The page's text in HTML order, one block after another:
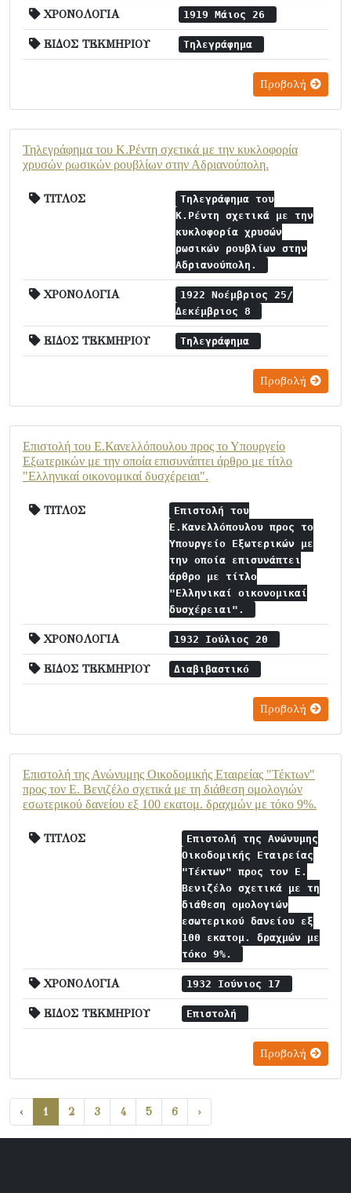
ΧΡΟΝΟΛΟΓΙΑ 1919 Μάιος 26
ΕΙΔΟΣ ΤΕΚΜΗΡΙΟΥ Τηλεγράφημα
Προβολή
Τηλεγράφημα του Κ.Ρέντη σχετικά με την κυκλοφορία
χρυσών ρωσικών ρουβλίων στην Αδριανούπολη.
ΤΙΤΛΟΣ
Τηλεγράφημα του
Κ.Ρέντη σχετικά με την
κυκλοφορία χρυσών
ρωσικών ρουβλίων στην
Αδριανούπολη.
ΧΡΟΝΟΛΟΓΙΑ
1922 Νοέμβριος 25/
Δεκέμβριος 8
ΕΙΔΟΣ ΤΕΚΜΗΡΙΟΥ Τηλεγράφημα
Προβολή
Επιστολή του Ε.Κανελλόπουλου προς το Υπουργείο
Εξωτερικών με την οποία επισυνάπτει άρθρο με τίτλο
"Ελληνικαί οικονομικαί δυσχέρειαι".
ΤΙΤΛΟΣ
Επιστολή του
Ε.Κανελλόπουλου προς το
Υπουργείο Εξωτερικών με
την οποία επισυνάπτει
άρθρο με τίτλο
"Ελληνικαί οικονομικαί
δυσχέρειαι".
ΧΡΟΝΟΛΟΓΙΑ 1932 Ιούλιος 20
ΕΙΔΟΣ ΤΕΚΜΗΡΙΟΥ Διαβιβαστικό
Προβολή
Επιστολή της Ανώνυμης Οικοδομικής Εταιρείας "Τέκτων"
προς τον Ε. Βενιζέλο σχετικά με τη διάθεση ομολογιών
εσωτερικού δανείου εξ 100 εκατομ. δραχμών με τόκο 9%.
ΤΙΤΛΟΣ
Επιστολή της Ανώνυμης
Οικοδομικής Εταιρείας
"Τέκτων" προς τον Ε.
Βενιζέλο σχετικά με τη
διάθεση ομολογιών
εσωτερικού δανείου εξ
100 εκατομ. δραχμών με
τόκο 9%.
ΧΡΟΝΟΛΟΓΙΑ 1932 Ιούνιος 17
ΕΙΔΟΣ ΤΕΚΜΗΡΙΟΥ Επιστολή
Προβολή
‹ 1 2 3 4 5 6 ›